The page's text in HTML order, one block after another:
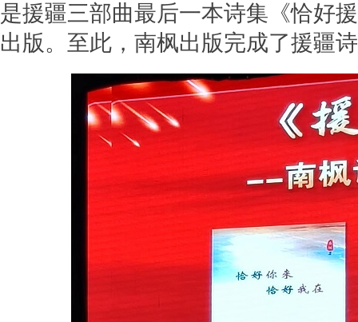
是援疆三部曲最后一本诗集《恰好
出版。至此，南枫出版完成了援疆